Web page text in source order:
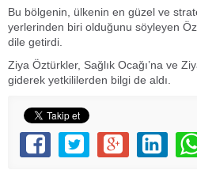
Bu bölgenin, ülkenin en güzel ve
yerlerinden biri olduğunu söyleyen
dile getirdi.
Ziya Öztürkler, Sağlık Ocağı’na ve
giderek yetkililerden bilgi de aldı.